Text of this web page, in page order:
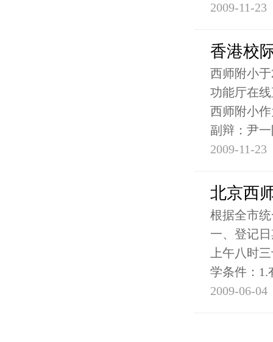
2009-11-23
香港校
西师附小
功能厅在
西师附小
副辩：尹
2009-11-23
北京西
根据全市
一、登记
上午八时
学条件：1.
2009-06-04